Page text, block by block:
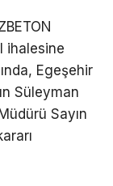
ihalesine
Egeşehir
Süleyman
Sayın